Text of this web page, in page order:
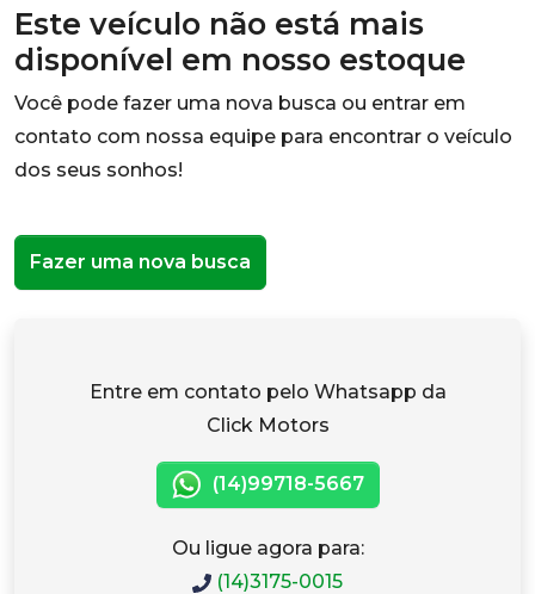
Este veículo não está mais
disponível em nosso estoque
Você pode fazer uma nova busca ou entrar em
contato com nossa equipe para encontrar o veículo
dos seus sonhos!
Fazer uma nova busca
Entre em contato pelo Whatsapp da
Click Motors
(14)99718-5667
Ou ligue agora para:
(14)3175-0015